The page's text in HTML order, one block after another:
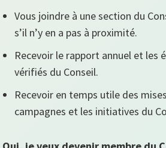
Vous joindre à une section du
s’il n’y en a pas à proximité.
Recevoir le rapport annuel et les
vérifiés du Conseil.
Recevoir en temps utile des
campagnes et les initiatives du